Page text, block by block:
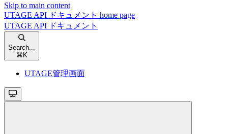
Skip to main content
UTAGE API ドキュメント home page
UTAGE API ドキュメント
Search...
⌘ K
UTAGE管理画面